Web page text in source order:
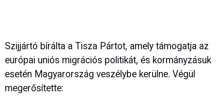
Szijjártó bírálta a Tisza Pártot, amely támogatja az
európai uniós migrációs politikát, és kormányzásuk
esetén Magyarország veszélybe kerülne. Végül
megerősítette: